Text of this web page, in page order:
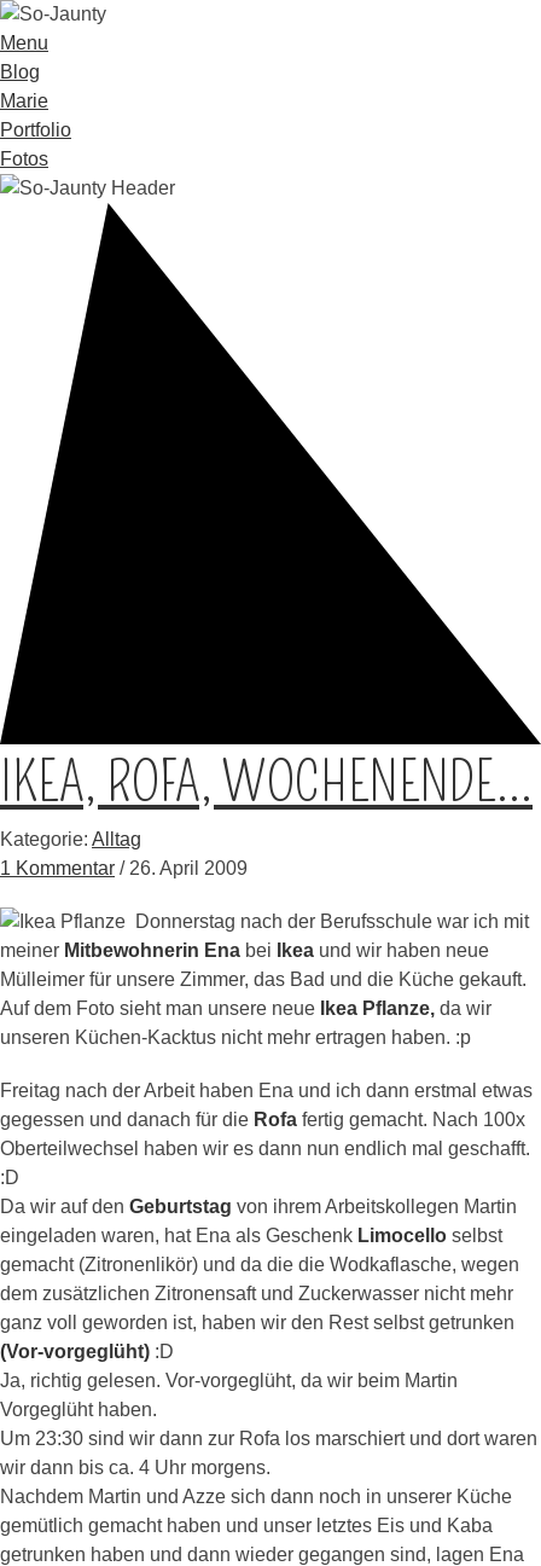
Menu
Blog
Marie
Portfolio
Fotos
IKEA, ROFA, WOCHENENDE…
Kategorie: Alltag
1 Kommentar / 26. April 2009
Donnerstag nach der Berufsschule war ich mit
meiner Mitbewohnerin Ena bei Ikea und wir haben neue
Mülleimer für unsere Zimmer, das Bad und die Küche gekauft.
Auf dem Foto sieht man unsere neue
Ikea Pflanze, da wir
unseren Küchen-Kacktus nicht mehr ertragen haben. :p
Freitag nach der Arbeit haben Ena und ich dann erstmal etwas
gegessen und danach für die Rofa fertig gemacht. Nach 100x
Oberteilwechsel haben wir es dann nun endlich mal geschafft.
:D
Da wir auf den Geburtstag von ihrem Arbeitskollegen Martin
eingeladen waren, hat Ena als Geschenk Limocello selbst
gemacht (Zitronenlikör) und da die die Wodkaflasche, wegen
dem zusätzlichen Zitronensaft und Zuckerwasser nicht mehr
ganz voll geworden ist, haben wir den Rest selbst getrunken
(Vor-vorgeglüht) :D
Ja, richtig gelesen. Vor-vorgeglüht, da wir beim Martin
Vorgeglüht haben.
Um 23:30 sind wir dann zur Rofa los marschiert und dort waren
wir dann bis ca. 4 Uhr morgens.
Nachdem Martin und Azze sich dann noch in unserer Küche
gemütlich gemacht haben und unser letztes Eis und Kaba
getrunken haben und dann wieder gegangen sind, lagen Ena